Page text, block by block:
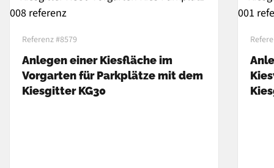
Referenz #8579
Anlegen einer Kiesfläche im
Vorgarten für Parkplätze mit dem
Kiesgitter KG30